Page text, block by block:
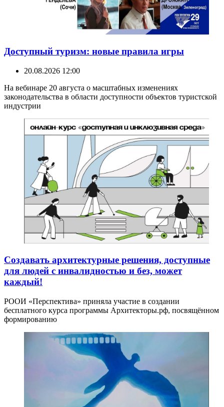
Доступный туризм: новые правила игры
20.08.2026 12:00
На вебинаре 20 августа о масштабных изменениях
законодательства в области доступности объектов туристской
индустрии
Создавать архитектурные решения, доступные
для людей с инвалидностью и без, может
каждый!
РООИ «Перспектива» приняла участие в создании
бесплатного курса программы Архитекторы.рф, посвящённом
формированию